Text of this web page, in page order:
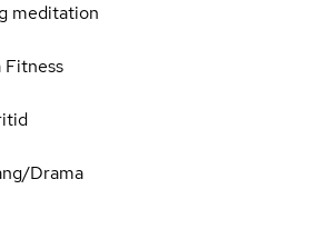
meditation
Fitness
Drama